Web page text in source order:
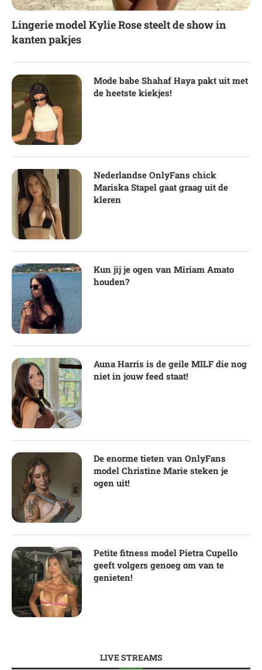
Lingerie model Kylie Rose steelt de show in
kanten pakjes
Mode babe Shahaf Haya pakt uit met
de heetste kiekjes!
Nederlandse OnlyFans chick
Mariska Stapel gaat graag uit de
kleren
Kun jij je ogen van Miriam Amato
houden?
Auna Harris is de geile MILF die nog
niet in jouw feed staat!
De enorme tieten van OnlyFans
model Christine Marie steken je
ogen uit!
Petite fitness model Pietra Cupello
geeft volgers genoeg om van te
genieten!
LIVE STREAMS